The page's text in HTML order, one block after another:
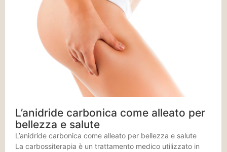
L’anidride carbonica come alleato per
bellezza e salute
L’anidride carbonica come alleato per bellezza e salute
La carbossiterapia è un trattamento medico utilizzato in